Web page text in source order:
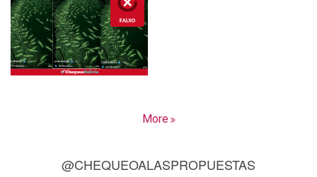
More
@CHEQUEOALASPROPUESTAS